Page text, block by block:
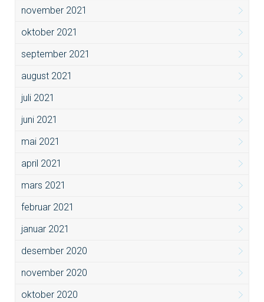
november 2021
oktober 2021
september 2021
august 2021
juli 2021
juni 2021
mai 2021
april 2021
mars 2021
februar 2021
januar 2021
desember 2020
november 2020
oktober 2020